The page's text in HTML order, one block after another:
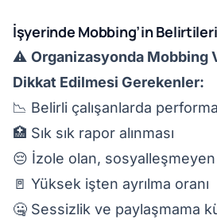
İşyerinde Mobbing’in Belirtileri
⚠️ Organizasyonda Mobbing
Dikkat Edilmesi Gerekenler:
📉 Belirli çalışanlarda
🏥 Sık sık rapor alınması
😔 İzole olan, sosyalleşmeyen
🚪 Yüksek işten ayrılma oranı
🤐 Sessizlik ve paylaşmama